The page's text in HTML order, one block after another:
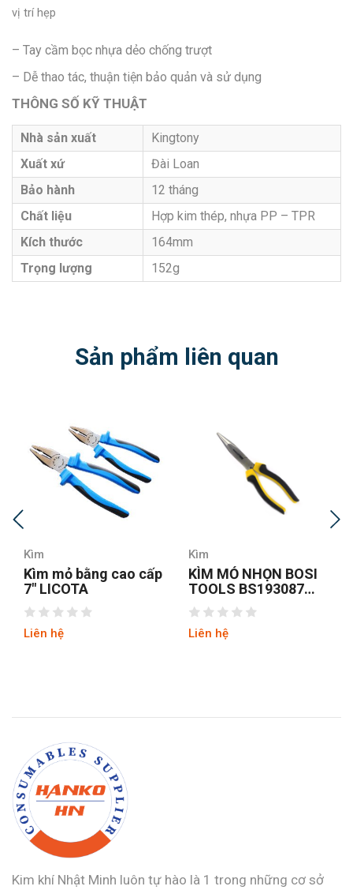
vị trí hẹp
– Tay cầm bọc nhựa dẻo chống trượt
– Dễ thao tác, thuận tiện bảo quản và sử dụng
THÔNG SỐ KỸ THUẬT
Nhà sản xuất
Kingtony
Xuất xứ
Đài Loan
Bảo hành
12 tháng
Chất liệu
Hợp kim thép, nhựa PP – TPR
Kích thước
164mm
Trọng lượng
152g
Sản phẩm liên quan
Kìm
Kìm mỏ bằng cao cấp
7″ LICOTA
Liên hệ
Kìm
KÌM MỎ NHỌN BOSI
TOOLS BS193087
8INCH/200MM
Liên hệ
Kim khí Nhật Minh luôn tự hào là 1 trong những cơ sở